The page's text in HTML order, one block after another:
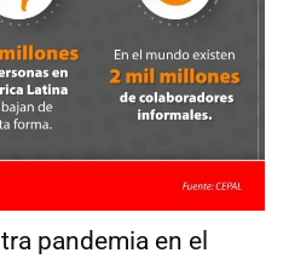
pandemia en el